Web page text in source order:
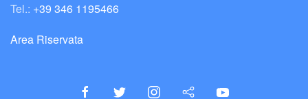
Tel.: +39 346 1195466
Area Riservata